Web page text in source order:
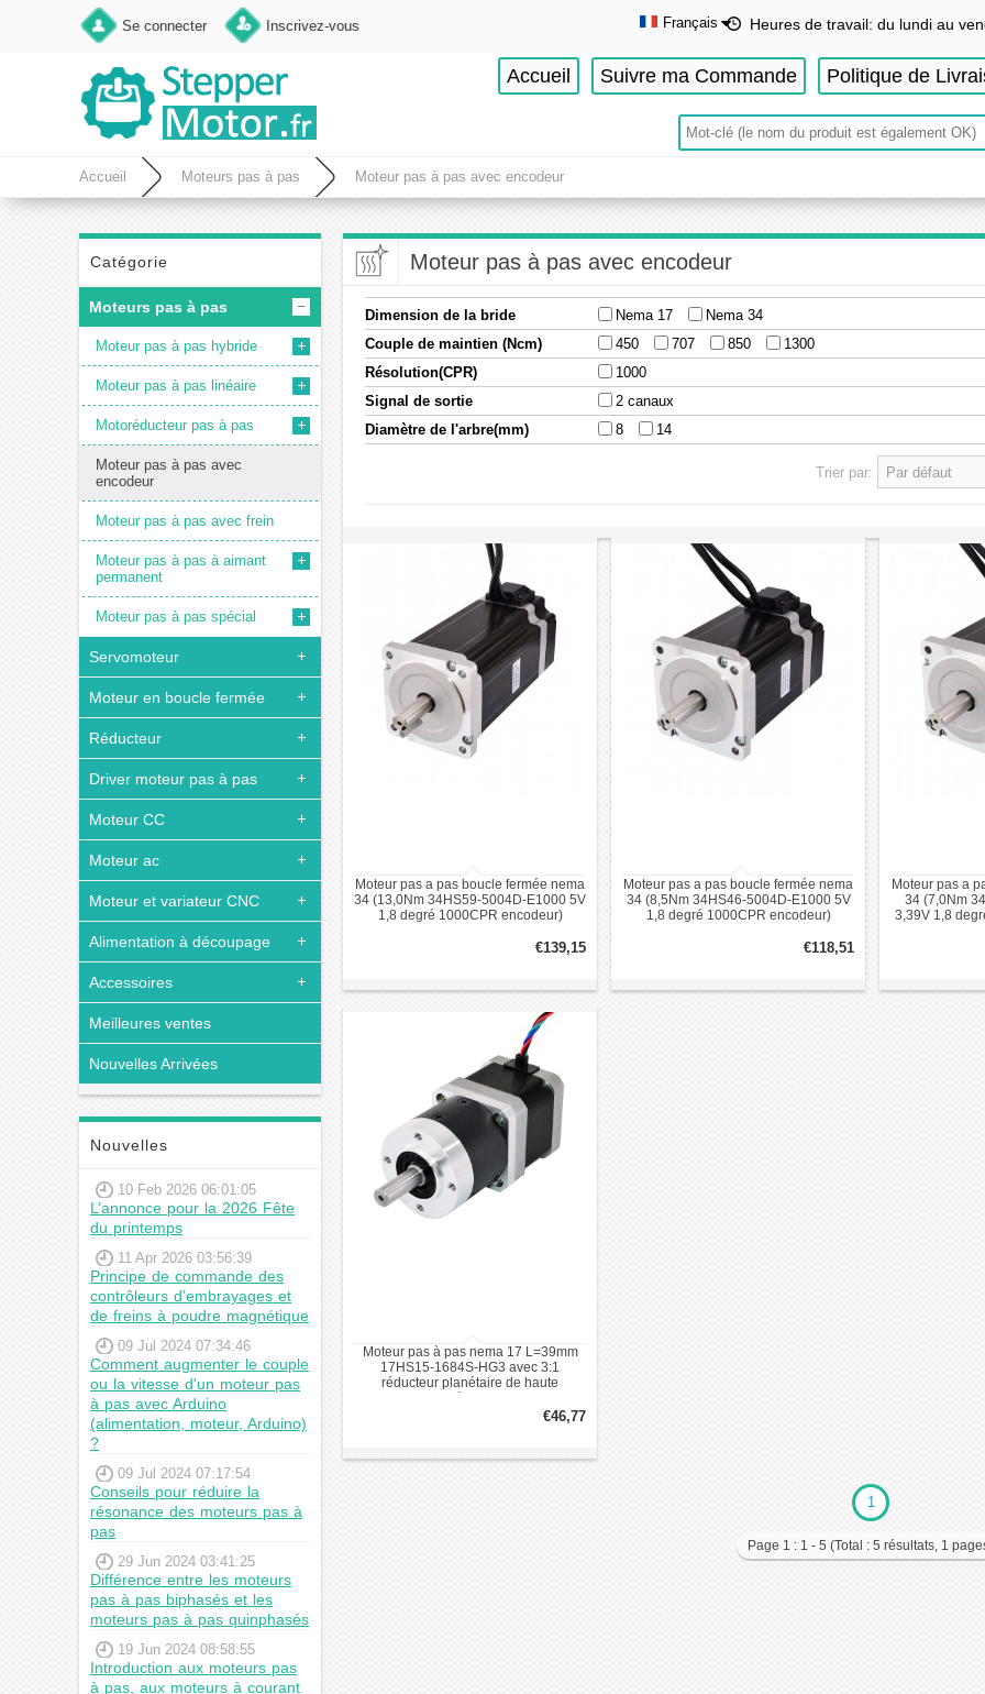
Se connecter Inscrivez-vous
Français
Deutsch
Français
Español
Heures de travail: du lundi au
Accueil Suivre ma Commande Politique de
Accueil Moteurs pas à pas Moteur pas à pas avec encodeur
Catégorie
Moteurs pas à pas
Moteur pas à pas hybride
Moteur pas à pas linéaire
Motoréducteur pas à pas
Moteur pas à pas avec
encodeur
Moteur pas à pas avec frein
Moteur pas à pas à aimant
permanent
Moteur pas à pas spécial
Servomoteur
Moteur en boucle fermée
Réducteur
Driver moteur pas à pas
Moteur CC
Moteur ac
Moteur et variateur CNC
Alimentation à découpage
Accessoires
Meilleures ventes
Nouvelles Arrivées
Nouvelles
10 Feb 2026 06:01:05
L’annonce pour la 2026 Fête
du printemps
11 Apr 2026 03:56:39
Principe de commande des
contrôleurs d’embrayages et
de freins à poudre magnétique
09 Jul 2024 07:34:46
Comment augmenter le couple
ou la vitesse d'un moteur pas
à pas avec Arduino
(alimentation, moteur, Arduino)
?
09 Jul 2024 07:17:54
Conseils pour réduire la
résonance des moteurs pas à
pas
29 Jun 2024 03:41:25
Différence entre les moteurs
pas à pas biphasés et les
moteurs pas à pas quinphasés
19 Jun 2024 08:58:55
Introduction aux moteurs pas
à pas, aux moteurs à courant
Moteur pas à pas avec encodeur
Dimension de la bride Nema 17
Nema 34
Couple de maintien (Ncm)
450 707 850
1300
Résolution(CPR)
1000
Signal de sortie
2 canaux
Diamètre de l'arbre(mm)
8 14
Trier par:
Moteur pas a pas boucle fermée nema
34 (13,0Nm 34HS59-5004D-E1000 5V
1,8 degré 1000CPR encodeur)
€139,15
Moteur pas a pas boucle fermée nema
34 (8,5Nm 34HS46-5004D-E1000 5V
1,8 degré 1000CPR encodeur)
€118,51
Moteur pas a
34 (7,0Nm
3,39V 1,8
Moteur pas à pas nema 17 L=39mm
17HS15-1684S-HG3 avec 3:1
réducteur planétaire de haute
€46,77
1
Page 1 : 1 - 5 (Total : 5 résultats, 1